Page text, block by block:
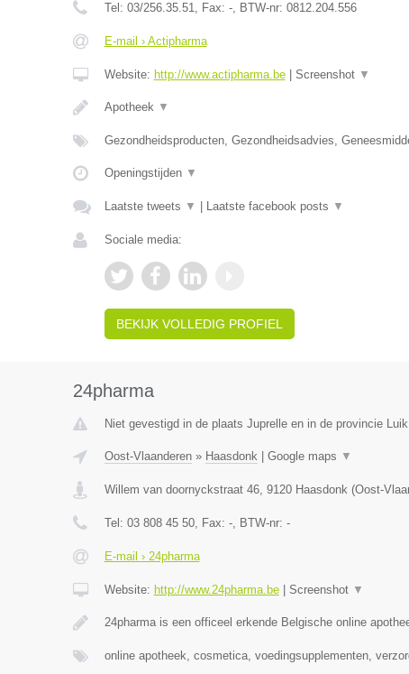
Tel: 03/256.35.51, Fax: -, BTW-nr: 0812.204.556
E-mail › Actipharma
Website: http://www.actipharma.be| Screenshot ▼
Apotheek ▼
Gezondheidsproducten, Gezondheidsadvies,
Openingstijden ▼
Laatste tweets ▼ Laatste facebook posts ▼
Sociale media:
BEKIJK VOLLEDIG PROFIEL
24pharma
Niet gevestigd in de plaats Juprelle en in de provincie
Oost-Vlaanderen» Haasdonk| Google maps ▼
Willem van doornyckstraat 46, 9120 Haasdonk(Oost-
Tel: 03 808 45 50, Fax: -, BTW-nr: -
E-mail › 24pharma
Website: http://www.24pharma.be| Screenshot ▼
24pharma is een officeel erkende Belgische online
online apotheek, cosmetica, voedingsupplementen,